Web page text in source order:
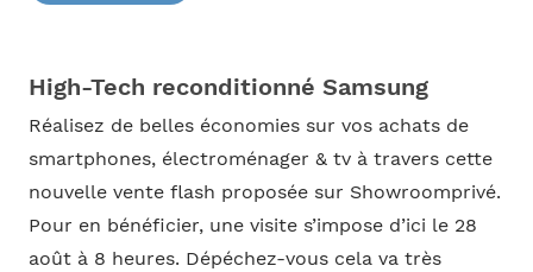
High-Tech reconditionné Samsung
Réalisez de belles économies sur vos achats de
smartphones, électroménager & tv à travers cette
nouvelle vente flash proposée sur Showroomprivé.
Pour en bénéficier, une visite s’impose d’ici le 28
août à 8 heures. Dépéchez-vous cela va très